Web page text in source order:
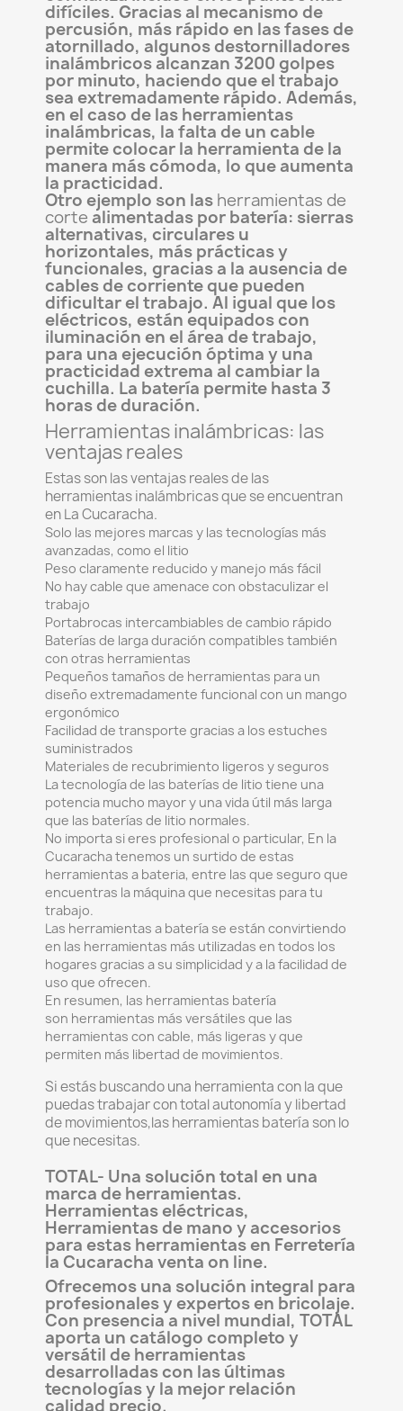
difíciles. Gracias al mecanismo de
percusión, más rápido en las fases de
atornillado, algunos destornilladores
inalámbricos alcanzan 3200 golpes
por minuto, haciendo que el trabajo
sea extremadamente rápido. Además,
en el caso de las herramientas
inalámbricas, la falta de un cable
permite colocar la herramienta de la
manera más cómoda, lo que aumenta
la practicidad.
Otro ejemplo son las herramientas de
corte alimentadas por batería: sierras
alternativas, circulares u
horizontales, más prácticas y
funcionales, gracias a la ausencia de
cables de corriente que pueden
dificultar el trabajo. Al igual que los
eléctricos, están equipados con
iluminación en el área de trabajo,
para una ejecución óptima y una
practicidad extrema al cambiar la
cuchilla. La batería permite hasta 3
horas de duración.
Herramientas inalámbricas: las
ventajas reales
Estas son las ventajas reales de las
herramientas inalámbricas que se encuentran
en La Cucaracha.
Solo las mejores marcas y las tecnologías más
avanzadas, como el litio
Peso claramente reducido y manejo más fácil
No hay cable que amenace con obstaculizar el
trabajo
Portabrocas intercambiables de cambio rápido
Baterías de larga duración compatibles también
con otras herramientas
Pequeños tamaños de herramientas para un
diseño extremadamente funcional con un mango
ergonómico
Facilidad de transporte gracias a los estuches
suministrados
Materiales de recubrimiento ligeros y seguros
La tecnología de las baterías de litio tiene una
potencia mucho mayor y una vida útil más larga
que las baterías de litio normales.
No importa si eres profesional o particular, En la
Cucaracha tenemos un surtido de estas
herramientas a bateria, entre las que seguro que
encuentras la máquina que necesitas para tu
trabajo.
Las herramientas a batería se están convirtiendo
en las herramientas más utilizadas en todos los
hogares gracias a su simplicidad y a la facilidad de
uso que ofrecen.
En resumen, las herramientas batería
son herramientas más versátiles que las
herramientas con cable, más ligeras y que
permiten más libertad de movimientos.
Si estás buscando una herramienta con la que
puedas trabajar con total autonomía y libertad
de movimientos,las herramientas batería son lo
que necesitas.
TOTAL- Una solución total en una
marca de herramientas.
Herramientas eléctricas,
Herramientas de mano y accesorios
para estas herramientas en Ferretería
la Cucaracha venta on line.
Ofrecemos una solución integral para
profesionales y expertos en bricolaje.
Con presencia a nivel mundial, TOTAL
aporta un catálogo completo y
versátil de herramientas
desarrolladas con las últimas
tecnologías y la mejor relación
calidad precio.